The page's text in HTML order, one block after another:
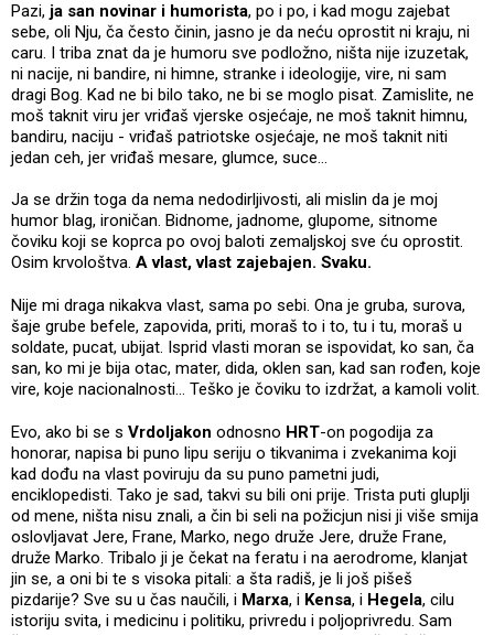
Pazi, ja san novinar i humorista, po i po, i kad mogu zajebat
sebe, oli Nju, ča često činin, jasno je da neću oprostit ni kraju, ni
caru. I triba znat da je humoru sve podložno, ništa nije izuzetak,
ni nacije, ni bandire, ni himne, stranke i ideologije, vire, ni sam
dragi Bog. Kad ne bi bilo tako, ne bi se moglo pisat. Zamislite, ne
moš taknit viru jer vriđaš vjerske osjećaje, ne moš taknit himnu,
bandiru, naciju - vriđaš patriotske osjećaje, ne moš taknit niti
jedan ceh, jer vriđaš mesare, glumce, suce...
Ja se držin toga da nema nedodirljivosti, ali mislin da je moj
humor blag, ironičan. Bidnome, jadnome, glupome, sitnome
čoviku koji se koprca po ovoj baloti zemaljskoj sve ću oprostit.
Osim krvološtva. A vlast, vlast zajebajen. Svaku.
Nije mi draga nikakva vlast, sama po sebi. Ona je gruba, surova,
šaje grube befele, zapovida, priti, moraš to i to, tu i tu, moraš u
soldate, pucat, ubijat. Isprid vlasti moran se ispovidat, ko san, ča
san, ko mi je bija otac, mater, dida, oklen san, kad san rođen, koje
vire, koje nacionalnosti... Teško je čoviku to izdržat, a kamoli volit.
Evo, ako bi se s Vrdoljakon odnosno HRT-on pogodija za
honorar, napisa bi puno lipu seriju o tikvanima i zvekanima koji
kad dođu na vlast poviruju da su puno pametni judi,
enciklopedisti. Tako je sad, takvi su bili oni prije. Trista puti gluplji
od mene, ništa nisu znali, a čin bi seli na požicjun nisi ji više smija
oslovljavat Jere, Frane, Marko, nego druže Jere, druže Frane,
druže Marko. Tribalo ji je čekat na feratu i na aerodrome, klanjat
jin se, a oni bi te s visoka pitali: a šta radiš, je li još pišeš
pizdarije? Sve su u čas naučili, i Marxa, i Kensa, i Hegela, cilu
istoriju svita, i medicinu i politiku, privredu i poljoprivredu. Sam